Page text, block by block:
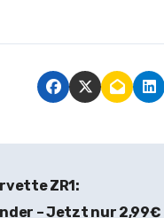
ZR1:
– Jetzt nur 2,99€